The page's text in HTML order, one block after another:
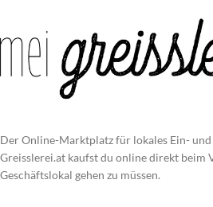
Der Online-Marktplatz für lokales Ein-
Greisslerei.at kaufst du online direkt beim
Geschäftslokal gehen zu müssen.